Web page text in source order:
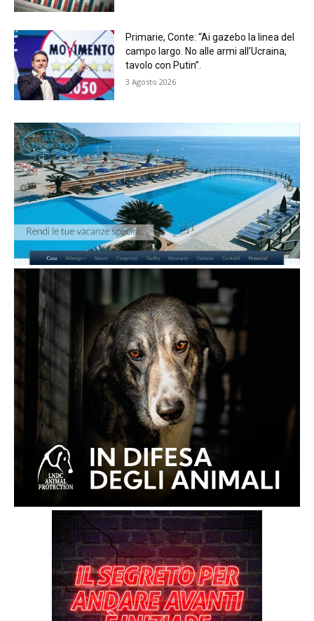
Primarie, Conte: “Ai gazebo la linea del
campo largo. No alle armi all’Ucraina,
tavolo con Putin”.
3 Agosto 2026